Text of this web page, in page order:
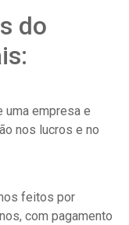
do
uma empresa e
nos lucros e no
feitos por
com pagamento